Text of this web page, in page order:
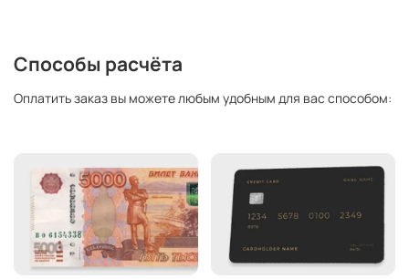
Способы расчёта
Оплатить заказ вы можете любым удобным для вас способом: